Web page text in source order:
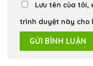
Lưu tên của
trình duyệt này cho